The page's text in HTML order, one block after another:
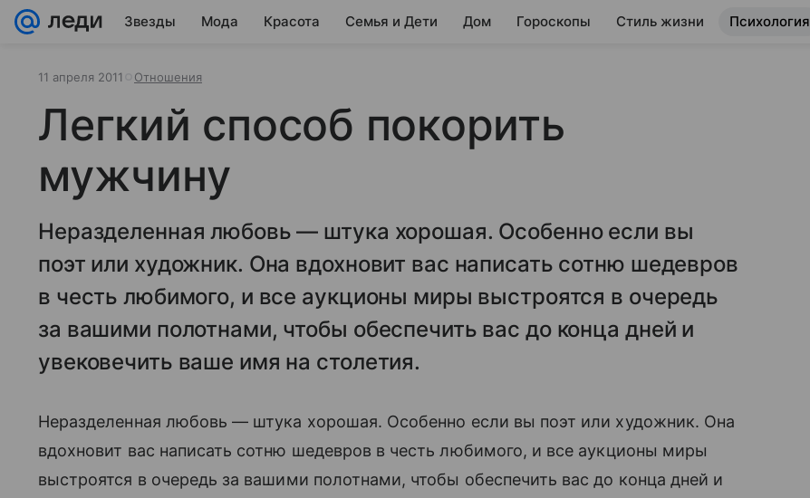
Звезды Мода Красота Семья и Дети Дом Гороскопы Стиль жизни Психология
11 апреля 2011 Отношения
Легкий способ покорить
мужчину
Неразделенная любовь — штука хорошая. Особенно если вы
поэт или художник. Она вдохновит вас написать сотню шедевров
в честь любимого, и все аукционы миры выстроятся в очередь
за вашими полотнами, чтобы обеспечить вас до конца дней и
увековечить ваше имя на столетия.
Неразделенная любовь — штука хорошая. Особенно если вы поэт или художник. Она
вдохновит вас написать сотню шедевров в честь любимого, и все аукционы миры
выстроятся в очередь за вашими полотнами, чтобы обеспечить вас до конца дней и